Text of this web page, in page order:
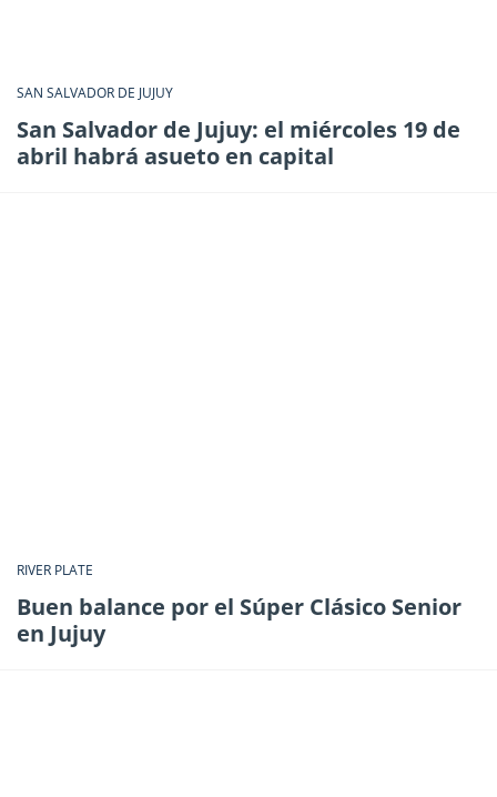
SAN SALVADOR DE JUJUY
San Salvador de Jujuy: el miércoles 19 de
abril habrá asueto en capital
RIVER PLATE
Buen balance por el Súper Clásico Senior
en Jujuy